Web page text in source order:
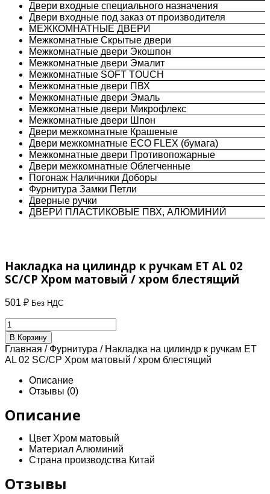
Двери входные специального назначения
Двери входные под заказ от производителя
МЕЖКОМНАТНЫЕ ДВЕРИ
Межкомнатные Скрытые двери
Межкомнатные двери Экошпон
Межкомнатные двери Эмалит
Межкомнатные SOFT TOUCH
Межкомнатные двери ПВХ
Межкомнатные двери Эмаль
Межкомнатные двери Микрофлекс
Межкомнатные двери Шпон
Двери межкомнатные Крашеные
Двери межкомнатные ECO FLEX (бумага)
Межкомнатные двери Противопожарные
Двери межкомнатные Облегченные
Погонаж Наличники Доборы
Фурнитура Замки Петли
Дверные ручки
ДВЕРИ ПЛАСТИКОВЫЕ ПВХ, АЛЮМИНИЙ
Накладка на цилиндр к ручкам ET AL 02
SC/CP Хром матовый / хром блестящий
501 ₽ Без НДС
Количество
товара
Накладка
на
цилиндр
ручкам
AL
02
Хром
матовый
блестящий
В Корзину
Главная / Фурнитура / Накладка на цилиндр к ручкам ET
AL 02 SC/CP Хром матовый / хром блестящий
Описание
Отзывы (0)
Описание
Цвет Хром матовый
Материал Алюминий
Страна производства Китай
Отзывы